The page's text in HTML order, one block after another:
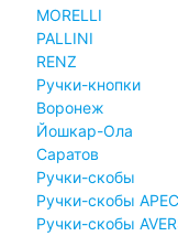
MORELLI
PALLINI
RENZ
Ручки-кнопки
Воронеж
Йошкар-Ола
Саратов
Ручки-скобы
Ручки-скобы
Ручки-скобы